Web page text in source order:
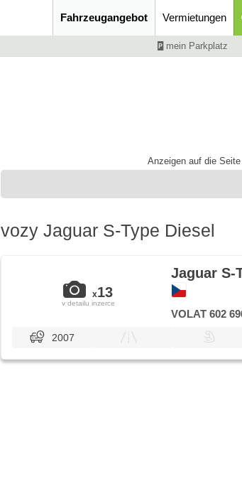
Fahrzeugangebot Vermietungen
mein Parkplatz
Anzeigen auf die Seite
vozy Jaguar S-Type Diesel
x13
v detailu inzerce
Jaguar S-
VOLAT 602
2007